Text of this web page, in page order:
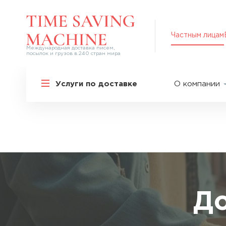
Международная доставка писем,
посылок и грузов в 240 стран мира
Частным лицам
Услуги по доставке
Международная доставка
Самые срочные тарифы
Перевозка специальных грузов
О компании
Оплата
Упаковка